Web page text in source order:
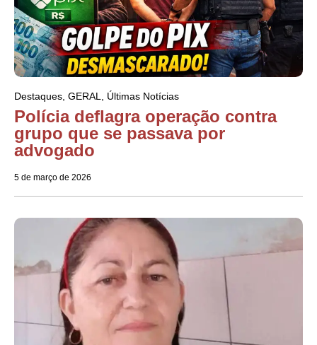
Destaques GERAL Últimas Notícias
Polícia deflagra operação contra
grupo que se passava por
advogado
5 de março de 2026